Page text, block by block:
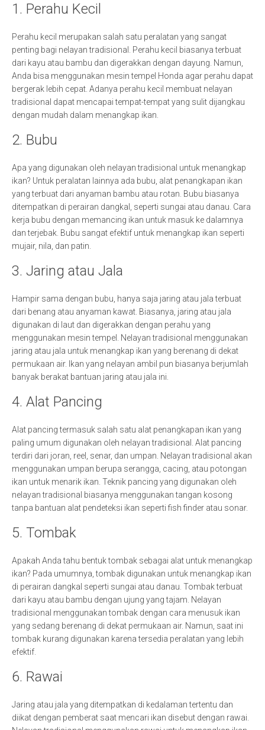
1. Perahu Kecil
Perahu kecil merupakan salah satu peralatan yang sangat
penting bagi nelayan tradisional. Perahu kecil biasanya terbuat
dari kayu atau bambu dan digerakkan dengan dayung. Namun,
Anda bisa menggunakan mesin tempel Honda agar perahu dapat
bergerak lebih cepat. Adanya perahu kecil membuat nelayan
tradisional dapat mencapai tempat-tempat yang sulit dijangkau
dengan mudah dalam menangkap ikan.
2. Bubu
Apa yang digunakan oleh nelayan tradisional untuk menangkap
ikan? Untuk peralatan lainnya ada bubu, alat penangkapan ikan
yang terbuat dari anyaman bambu atau rotan. Bubu biasanya
ditempatkan di perairan dangkal, seperti sungai atau danau. Cara
kerja bubu dengan memancing ikan untuk masuk ke dalamnya
dan terjebak. Bubu sangat efektif untuk menangkap ikan seperti
mujair, nila, dan patin.
3. Jaring atau Jala
Hampir sama dengan bubu, hanya saja jaring atau jala terbuat
dari benang atau anyaman kawat. Biasanya, jaring atau jala
digunakan di laut dan digerakkan dengan perahu yang
menggunakan mesin tempel. Nelayan tradisional menggunakan
jaring atau jala untuk menangkap ikan yang berenang di dekat
permukaan air. Ikan yang nelayan ambil pun biasanya berjumlah
banyak berakat bantuan jaring atau jala ini.
4. Alat Pancing
Alat pancing termasuk salah satu alat penangkapan ikan yang
paling umum digunakan oleh nelayan tradisional. Alat pancing
terdiri dari joran, reel, senar, dan umpan. Nelayan tradisional akan
menggunakan umpan berupa serangga, cacing, atau potongan
ikan untuk menarik ikan. Teknik pancing yang digunakan oleh
nelayan tradisional biasanya menggunakan tangan kosong
tanpa bantuan alat pendeteksi ikan seperti fish finder atau sonar.
5. Tombak
Apakah Anda tahu bentuk tombak sebagai alat untuk menangkap
ikan? Pada umumnya, tombak digunakan untuk menangkap ikan
di perairan dangkal seperti sungai atau danau. Tombak terbuat
dari kayu atau bambu dengan ujung yang tajam. Nelayan
tradisional menggunakan tombak dengan cara menusuk ikan
yang sedang berenang di dekat permukaan air. Namun, saat ini
tombak kurang digunakan karena tersedia peralatan yang lebih
efektif.
6. Rawai
Jaring atau jala yang ditempatkan di kedalaman tertentu dan
diikat dengan pemberat saat mencari ikan disebut dengan rawai.